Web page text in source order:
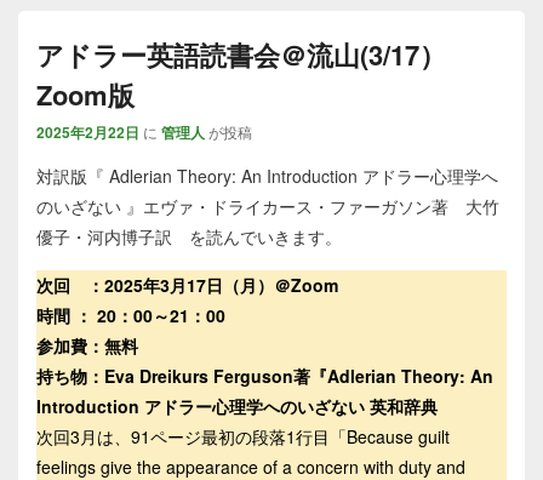
アドラー英語読書会＠流山(3/17）
Zoom版
2025年2月22日 に 管理人 が投稿
対訳版『 Adlerian Theory: An Introduction アドラー心理学へ
のいざない 』エヴァ・ドライカース・ファーガソン著 大竹
優子・河内博子訳 を読んでいきます。
次回 ：2025年3月17日（月）＠Zoom
時間 ： 20：00～21：00
参加費：無料
持ち物：Eva Dreikurs Ferguson著『Adlerian Theory: An
Introduction アドラー心理学へのいざない 英和辞典
次回3月は、91ページ最初の段落1行目「Because guilt
feelings give the appearance of a concern with duty and